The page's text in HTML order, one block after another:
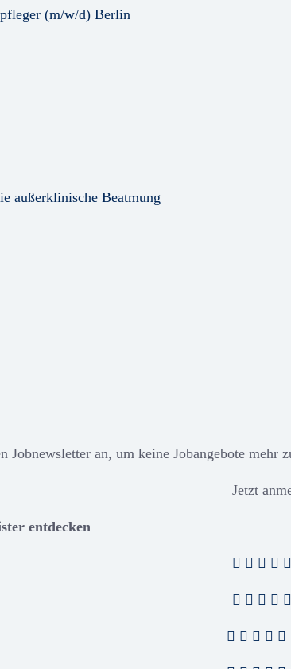
(m/w/d) Berlin
außerklinische Beatmung
Jobnewsletter an, um keine Jobangebote mehr
Jetzt
entdecken